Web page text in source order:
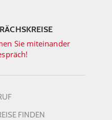
Sie miteinander
FINDEN